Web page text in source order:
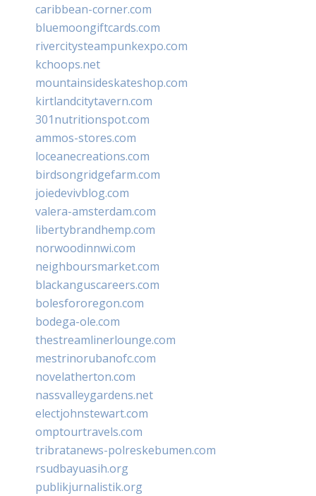
caribbean-corner.com
bluemoongiftcards.com
rivercitysteampunkexpo.com
kchoops.net
mountainsideskateshop.com
kirtlandcitytavern.com
301nutritionspot.com
ammos-stores.com
loceanecreations.com
birdsongridgefarm.com
joiedevivblog.com
valera-amsterdam.com
libertybrandhemp.com
norwoodinnwi.com
neighboursmarket.com
blackanguscareers.com
bolesfororegon.com
bodega-ole.com
thestreamlinerlounge.com
mestrinorubanofc.com
novelatherton.com
nassvalleygardens.net
electjohnstewart.com
omptourtravels.com
tribratanews-polreskebumen.com
rsudbayuasih.org
publikjurnalistik.org